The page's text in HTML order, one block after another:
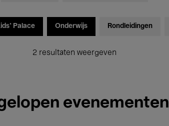
Palace Onderwijs Rondleidingen
2 resultaten weergeven
evenementen